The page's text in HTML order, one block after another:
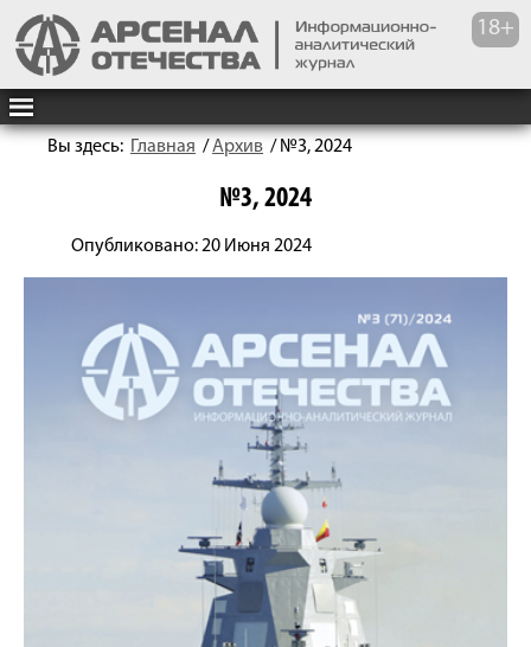
Вы здесь: Главная /Архив / №3, 2024
№3, 2024
Опубликовано: 20 Июня 2024